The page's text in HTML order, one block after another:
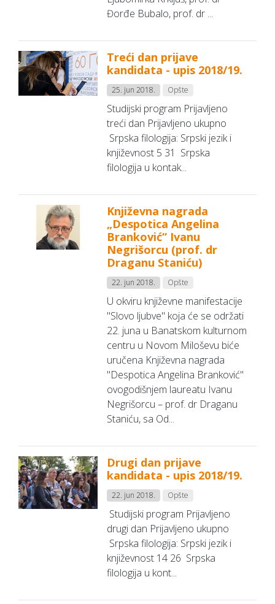
Đorđe Bubalo, prof. dr ...
Treći dan prijave
kandidata - upis 2018/19.
25. jun 2018. Opšte
Studijski program Prijavljeno
treći dan Prijavljeno ukupno
Srpska filologija: Srpski jezik i
književnost 5 31 Srpska
filologija u kontak...
Književna nagrada
„Despotica Angelina
Branković“ Ivanu
Negrišorcu (prof. dr
Draganu Staniću)
22. jun 2018. Opšte
U okviru književne manifestacije
"Slovo ljubve" koja će se održati
22. juna u Banatskom kulturnom
centru u Novom Miloševu biće
uručena Književna nagrada
"Despotica Angelina Branković"
ovogodišnjem laureatu Ivanu
Negrišorcu – prof. dr Draganu
Staniću, sa Od...
Drugi dan prijave
kandidata - upis 2018/19.
22. jun 2018. Opšte
Studijski program Prijavljeno
drugi dan Prijavljeno ukupno
Srpska filologija: Srpski jezik i
književnost 14 26 Srpska
filologija u kont...